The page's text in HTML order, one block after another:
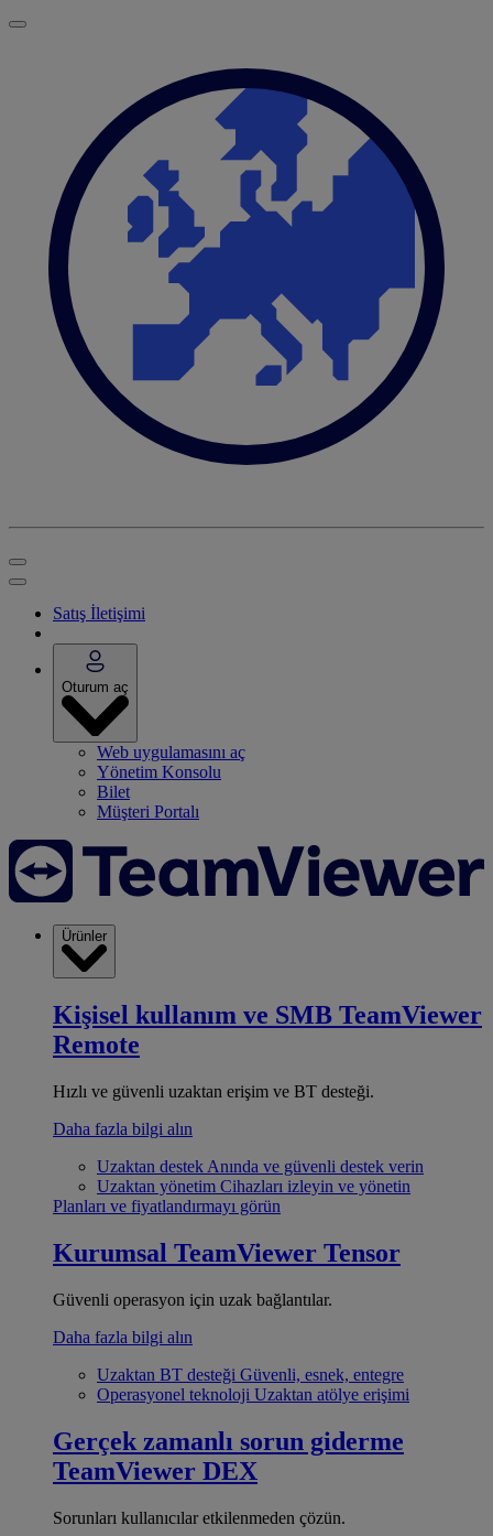
Satış İletişimi
Oturum aç
Web uygulamasını aç
Yönetim Konsolu
Bilet
Müşteri Portalı
Ürünler
Kişisel kullanım ve SMB TeamViewer
Remote
Hızlı ve güvenli uzaktan erişim ve BT desteği.
Daha fazla bilgi alın
Uzaktan destek Anında ve güvenli destek verin
Uzaktan yönetim Cihazları izleyin ve yönetin
Planları ve fiyatlandırmayı görün
Kurumsal TeamViewer Tensor
Güvenli operasyon için uzak bağlantılar.
Daha fazla bilgi alın
Uzaktan BT desteği Güvenli, esnek, entegre
Operasyonel teknoloji Uzaktan atölye erişimi
Gerçek zamanlı sorun giderme
TeamViewer DEX
Sorunları kullanıcılar etkilenmeden çözün.